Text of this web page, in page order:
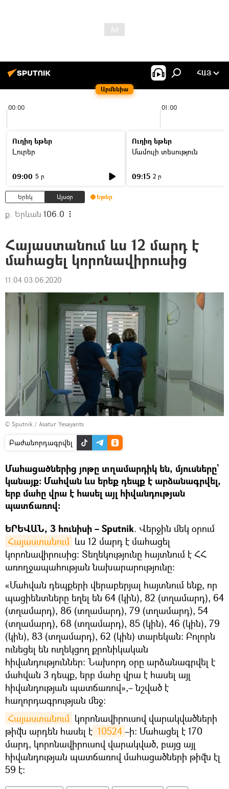
Արմենիա
ՀԱՅ
00:00 01:00
Ուղիղ եթեր
Լուրեր
09:00 5 ր
Ուղիղ եթեր
Մամուլի տեսություն
09:15 2 ր
Երեկ Այսօր Եթեր
ք. Երևան 106.0
Հայաստանում ևս 12 մարդ է
մահացել կորոնավիրուսից
11:04 03.06.2020
© Sputnik / Asatur Yesayants
Բաժանորդագրվել
Մահացածներից յոթը տղամարդիկ են, մյուսները`
կանայք։ Մահվան ևս երեք դեպք է արձանագրվել,
երբ մահը վրա է հասել այլ հիվանդության
պատճառով:
ԵՐԵՎԱՆ, 3 հունիսի – Sputnik. Վերջին մեկ օրում
Հայաստանում ևս 12 մարդ է մահացել
կորոնավիրուսից։ Տեղեկությունը հայտնում է ՀՀ
առողջապահության նախարարությունը։
«Մահվան դեպքերի վերաբերյալ հայտնում ենք, որ
պացիենտները եղել են 64 (կին), 82 (տղամարդ), 64
(տղամարդ), 86 (տղամարդ), 79 (տղամարդ), 54
(տղամարդ), 68 (տղամարդ), 85 (կին), 46 (կին), 79
(կին), 83 (տղամարդ), 62 (կին) տարեկան: Բոլորն
ունեցել են ուղեկցող քրոնիկական
հիվանդություններ: Նախորդ օրը արձանագրվել է
մահվան 3 դեպք, երբ մահը վրա է հասել այլ
հիվանդության պատճառով»,– նշված է
հաղորդագրության մեջ:
Հայաստանում կորոնավիրուսով վարակվածների
թիվն արդեն հասել է 10524 –ի։ Մահացել է 170
մարդ, կորոնավիրուսով վարակված, բայց այլ
հիվանդության պատճառով մահացածների թիվն էլ
59 է։